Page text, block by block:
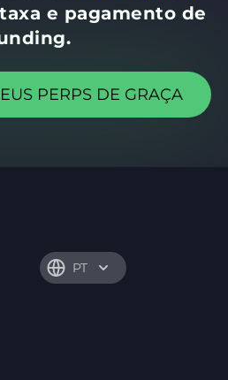
e pagamento de
PERPS DE GRAÇA
PT